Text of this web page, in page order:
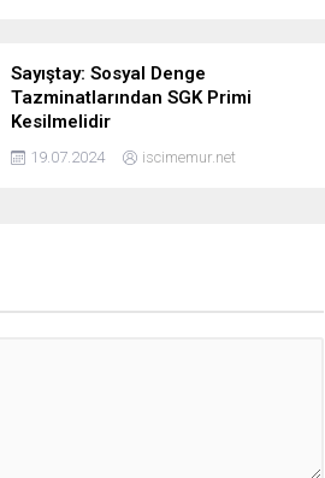
Sayıştay: Sosyal Denge
Tazminatlarından SGK Primi
Kesilmelidir
19.07.2024 iscimemur.net